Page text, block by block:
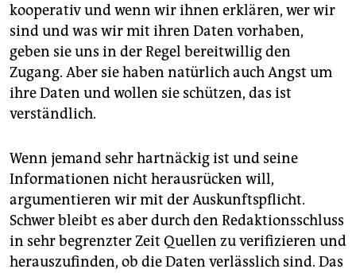
kooperativ und wenn wir ihnen erklären, wer wir
sind und was wir mit ihren Daten vorhaben,
geben sie uns in der Regel bereitwillig den
Zugang. Aber sie haben natürlich auch Angst um
ihre Daten und wollen sie schützen, das ist
verständlich.
Wenn jemand sehr hartnäckig ist und seine
Informationen nicht herausrücken will,
argumentieren wir mit der Auskunftspflicht.
Schwer bleibt es aber durch den Redaktionsschluss
in sehr begrenzter Zeit Quellen zu verifizieren und
herauszufinden, ob die Daten verlässlich sind. Das